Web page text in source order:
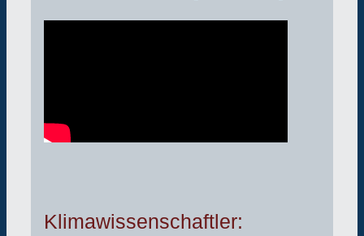
Klimawissenschaftler: